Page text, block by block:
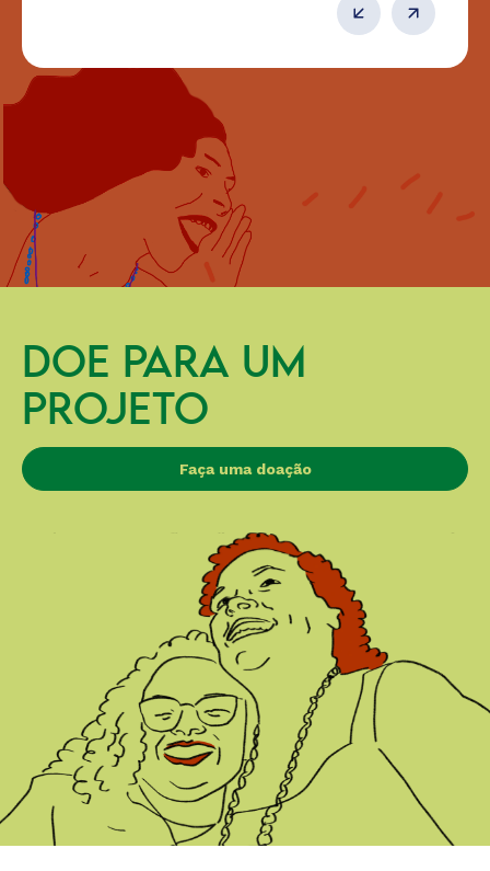
DOE PARA UM
PROJETO
Faça uma doação